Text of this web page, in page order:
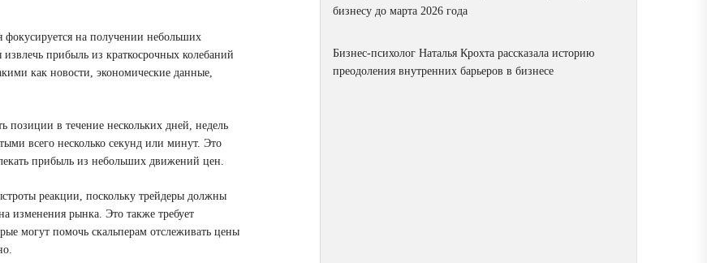
фокусируется на получении небольших
прибыль из краткосрочных колебаний
как новости, экономические данные,
позиции в течение нескольких дней, недель
всего несколько секунд или минут. Это
прибыль из небольших движений цен.
реакции, поскольку трейдеры должны
изменения рынка. Это также требует
могут помочь скальперам отслеживать цены
бизнесу до марта 2026 года
Бизнес-психолог Наталья Крохта рассказала историю
преодоления внутренних барьеров в бизнесе